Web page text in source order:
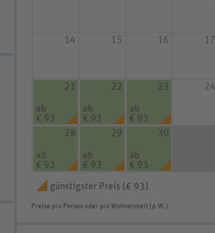
14 15 16 17
21
ab
€ 93
22
ab
€ 93
23
ab
€ 93
24
28
ab
€ 93
29
ab
€ 93
30
ab
€ 93
günstigster Preis (€ 93)
Preise pro Person oder pro Wohneinheit (p.W.).